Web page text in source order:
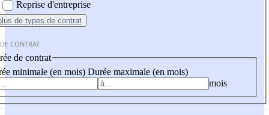
Reprise d'entreprise
de types de contrat
CONTRAT
de contrat
minimale (en mois) Durée maximale (en mois)
mois